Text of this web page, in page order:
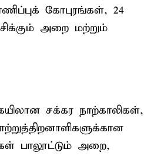
கோபுரங்கள், 24
அறை மற்றும்
சக்கர நாற்காலிகள்,
பாலூட்டும் அறை,